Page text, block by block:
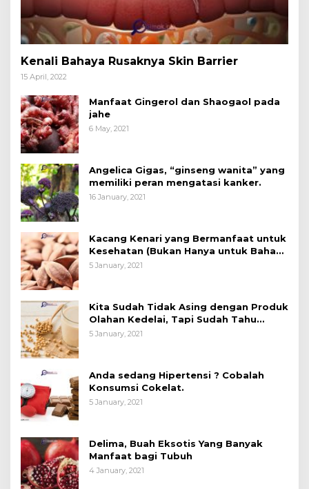
Kenali Bahaya Rusaknya Skin Barrier
15 April, 2022
Manfaat Gingerol dan Shaogaol pada
jahe
6 May, 2021
Angelica Gigas, “ginseng wanita” yang
memiliki peran mengatasi kanker.
16 January, 2021
Kacang Kenari yang Bermanfaat untuk
Kesehatan (Bukan Hanya untuk Bahan
Kue)
5 January, 2021
Kita Sudah Tidak Asing dengan Produk
Olahan Kedelai, Tapi Sudah Tahu
Manfaatnya untuk Kesehatan?
5 January, 2021
Anda sedang Hipertensi ? Cobalah
Konsumsi Cokelat.
5 January, 2021
Delima, Buah Eksotis Yang Banyak
Manfaat bagi Tubuh
4 January, 2021